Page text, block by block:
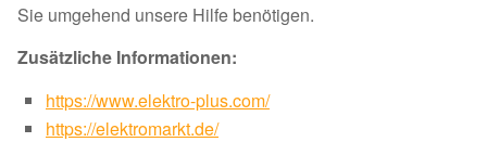
Sie umgehend unsere Hilfe benötigen.
Zusätzliche Informationen:
https://www.elektro-plus.com/
https://elektromarkt.de/